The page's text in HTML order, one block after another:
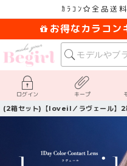
ｶﾗｺﾝ 全品送
お得なカラコン
ログイン キープ
(2箱セット)【loveil／ラヴェール】2